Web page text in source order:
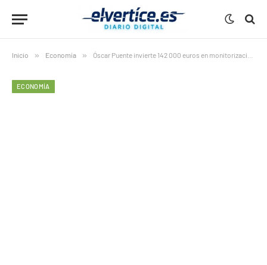
Inicio » Economía » Óscar Puente invierte 142 000 euros en monitorización mediática
ECONOMÍA